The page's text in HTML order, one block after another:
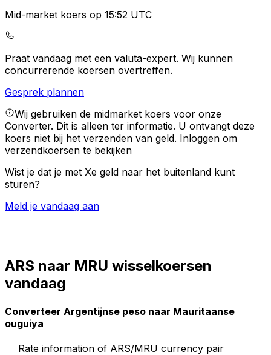
Mid-market koers op 15:52 UTC
Praat vandaag met een valuta-expert. Wij kunnen
concurrerende koersen overtreffen.
Gesprek plannen
Wij gebruiken de midmarket koers voor onze
Converter. Dit is alleen ter informatie. U ontvangt deze
koers niet bij het verzenden van geld. Inloggen om
verzendkoersen te bekijken
Wist je dat je met Xe geld naar het buitenland kunt
sturen?
Meld je vandaag aan
ARS naar MRU wisselkoersen
vandaag
Converteer Argentijnse peso naar Mauritaanse
ouguiya
Rate information of ARS/MRU currency pair